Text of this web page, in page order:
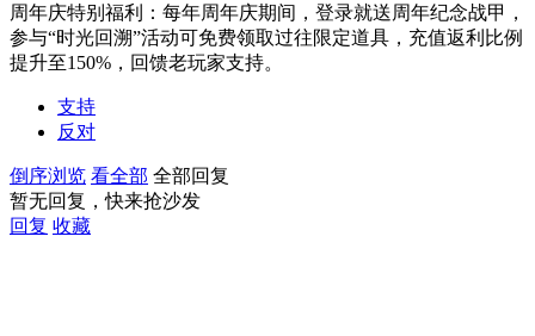
周年庆特别福利：每年周年庆期间，登录就送周年纪念战甲，
参与“时光回溯”活动可免费领取过往限定道具，充值返利比例
提升至150%，回馈老玩家支持。
支持
反对
倒序浏览 看全部 全部回复
暂无回复，快来抢沙发
回复 收藏